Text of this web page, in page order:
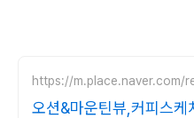
https://m.place.naver.com/
오션&마운틴뷰,커피스케